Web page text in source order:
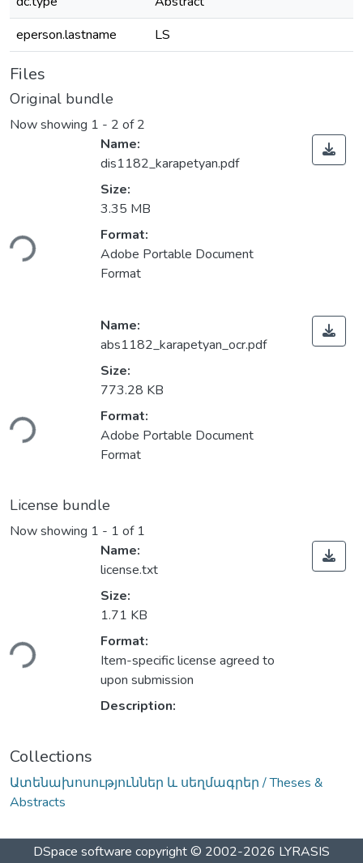
eperson.lastname
LS
Files
Original bundle
Now showing 1 - 2 of 2
Name:
dis1182_karapetyan.pdf
Size:
3.35 MB
Format:
Adobe Portable Document
Format
Name:
abs1182_karapetyan_ocr.pdf
Size:
773.28 KB
Format:
Adobe Portable Document
Format
License bundle
Now showing 1 - 1 of 1
Name:
license.txt
Size:
1.71 KB
Format:
Item-specific license agreed to
upon submission
Description:
Collections
Ատենախոսություններ և սեղմագրեր / Theses &
Abstracts
DSpace software copyright © 2002-2026 LYRASIS